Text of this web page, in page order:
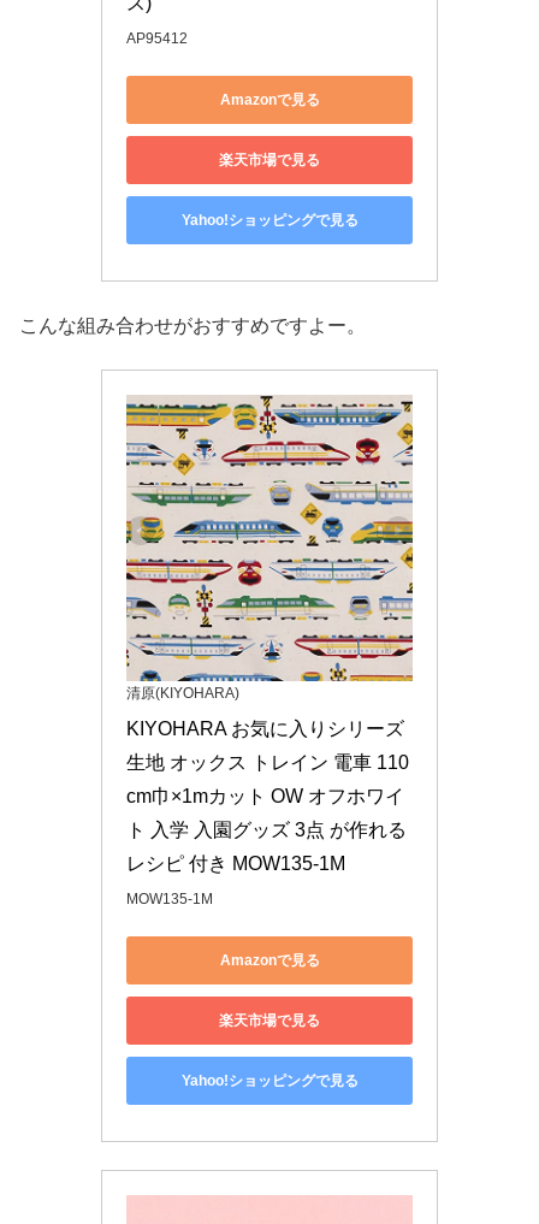
AP95412
Amazonで見る
楽天市場で見る
Yahoo!ショッピングで見る
こんな組み合わせがおすすめですよー。
清原(KIYOHARA)
KIYOHARA お気に入りシリーズ
生地 オックス トレイン 電車 110
cm巾×1mカット OW オフホワイ
ト 入学 入園グッズ 3点 が作れる
レシピ 付き MOW135-1M
MOW135-1M
Amazonで見る
楽天市場で見る
Yahoo!ショッピングで見る